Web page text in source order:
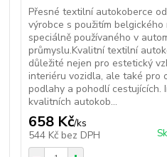
Přesné textilní autokoberce
výrobce s použitím belgického
speciálně používaného v
průmyslu.Kvalitní textilní
důležité nejen pro estetický
interiéru vozidla, ale také pro
podlahy a pohodlí cestujících.
kvalitních autokob...
658 Kč/ks
544 Kč bez DPH